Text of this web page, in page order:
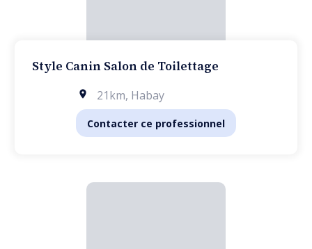
Style Canin Salon de Toilettage
21km, Habay
Contacter ce professionnel